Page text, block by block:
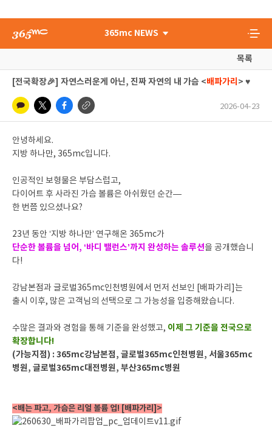
365mc NEWS
목록
[전국확장🎉] 자연스러운게 아닌, 진짜 자연의 내 가슴 <배파가리 > ♥
2026-04-23
안녕하세요.
지방 하나만, 365mc입니다.
인공적인 보형물은 부담스럽고,
다이어트 후 사라진 가슴 볼륨은 아쉬웠던 순간—
한 번쯤 있으셨나요?
23년 동안 ‘지방 하나만’ 연구해온 365mc가
단순한 볼륨을 넘어, ‘바디 밸런스’까지 완성하는 솔루션을 공개했습니
다!
강남본점과 글로벌365mc인천병원에서 먼저 선보인 [배파가리]는
출시 이후, 많은 고객님의 선택으로 그 가능성을 입증해왔습니다.
수많은 결과와 경험을 통해 기준을 완성했고, 이제 그 기준을 전국으로
확장합니다!
(가능지점) : 365mc강남본점, 글로벌365mc인천병원, 서울365mc
병원, 글로벌365mc대전병원, 부산365mc병원
<배는 파고, 가슴은 리얼 볼륨 업! [배파가리]>